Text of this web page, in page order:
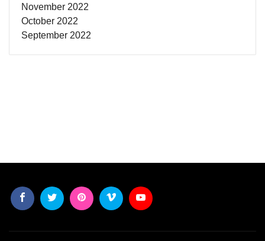
November 2022
October 2022
September 2022